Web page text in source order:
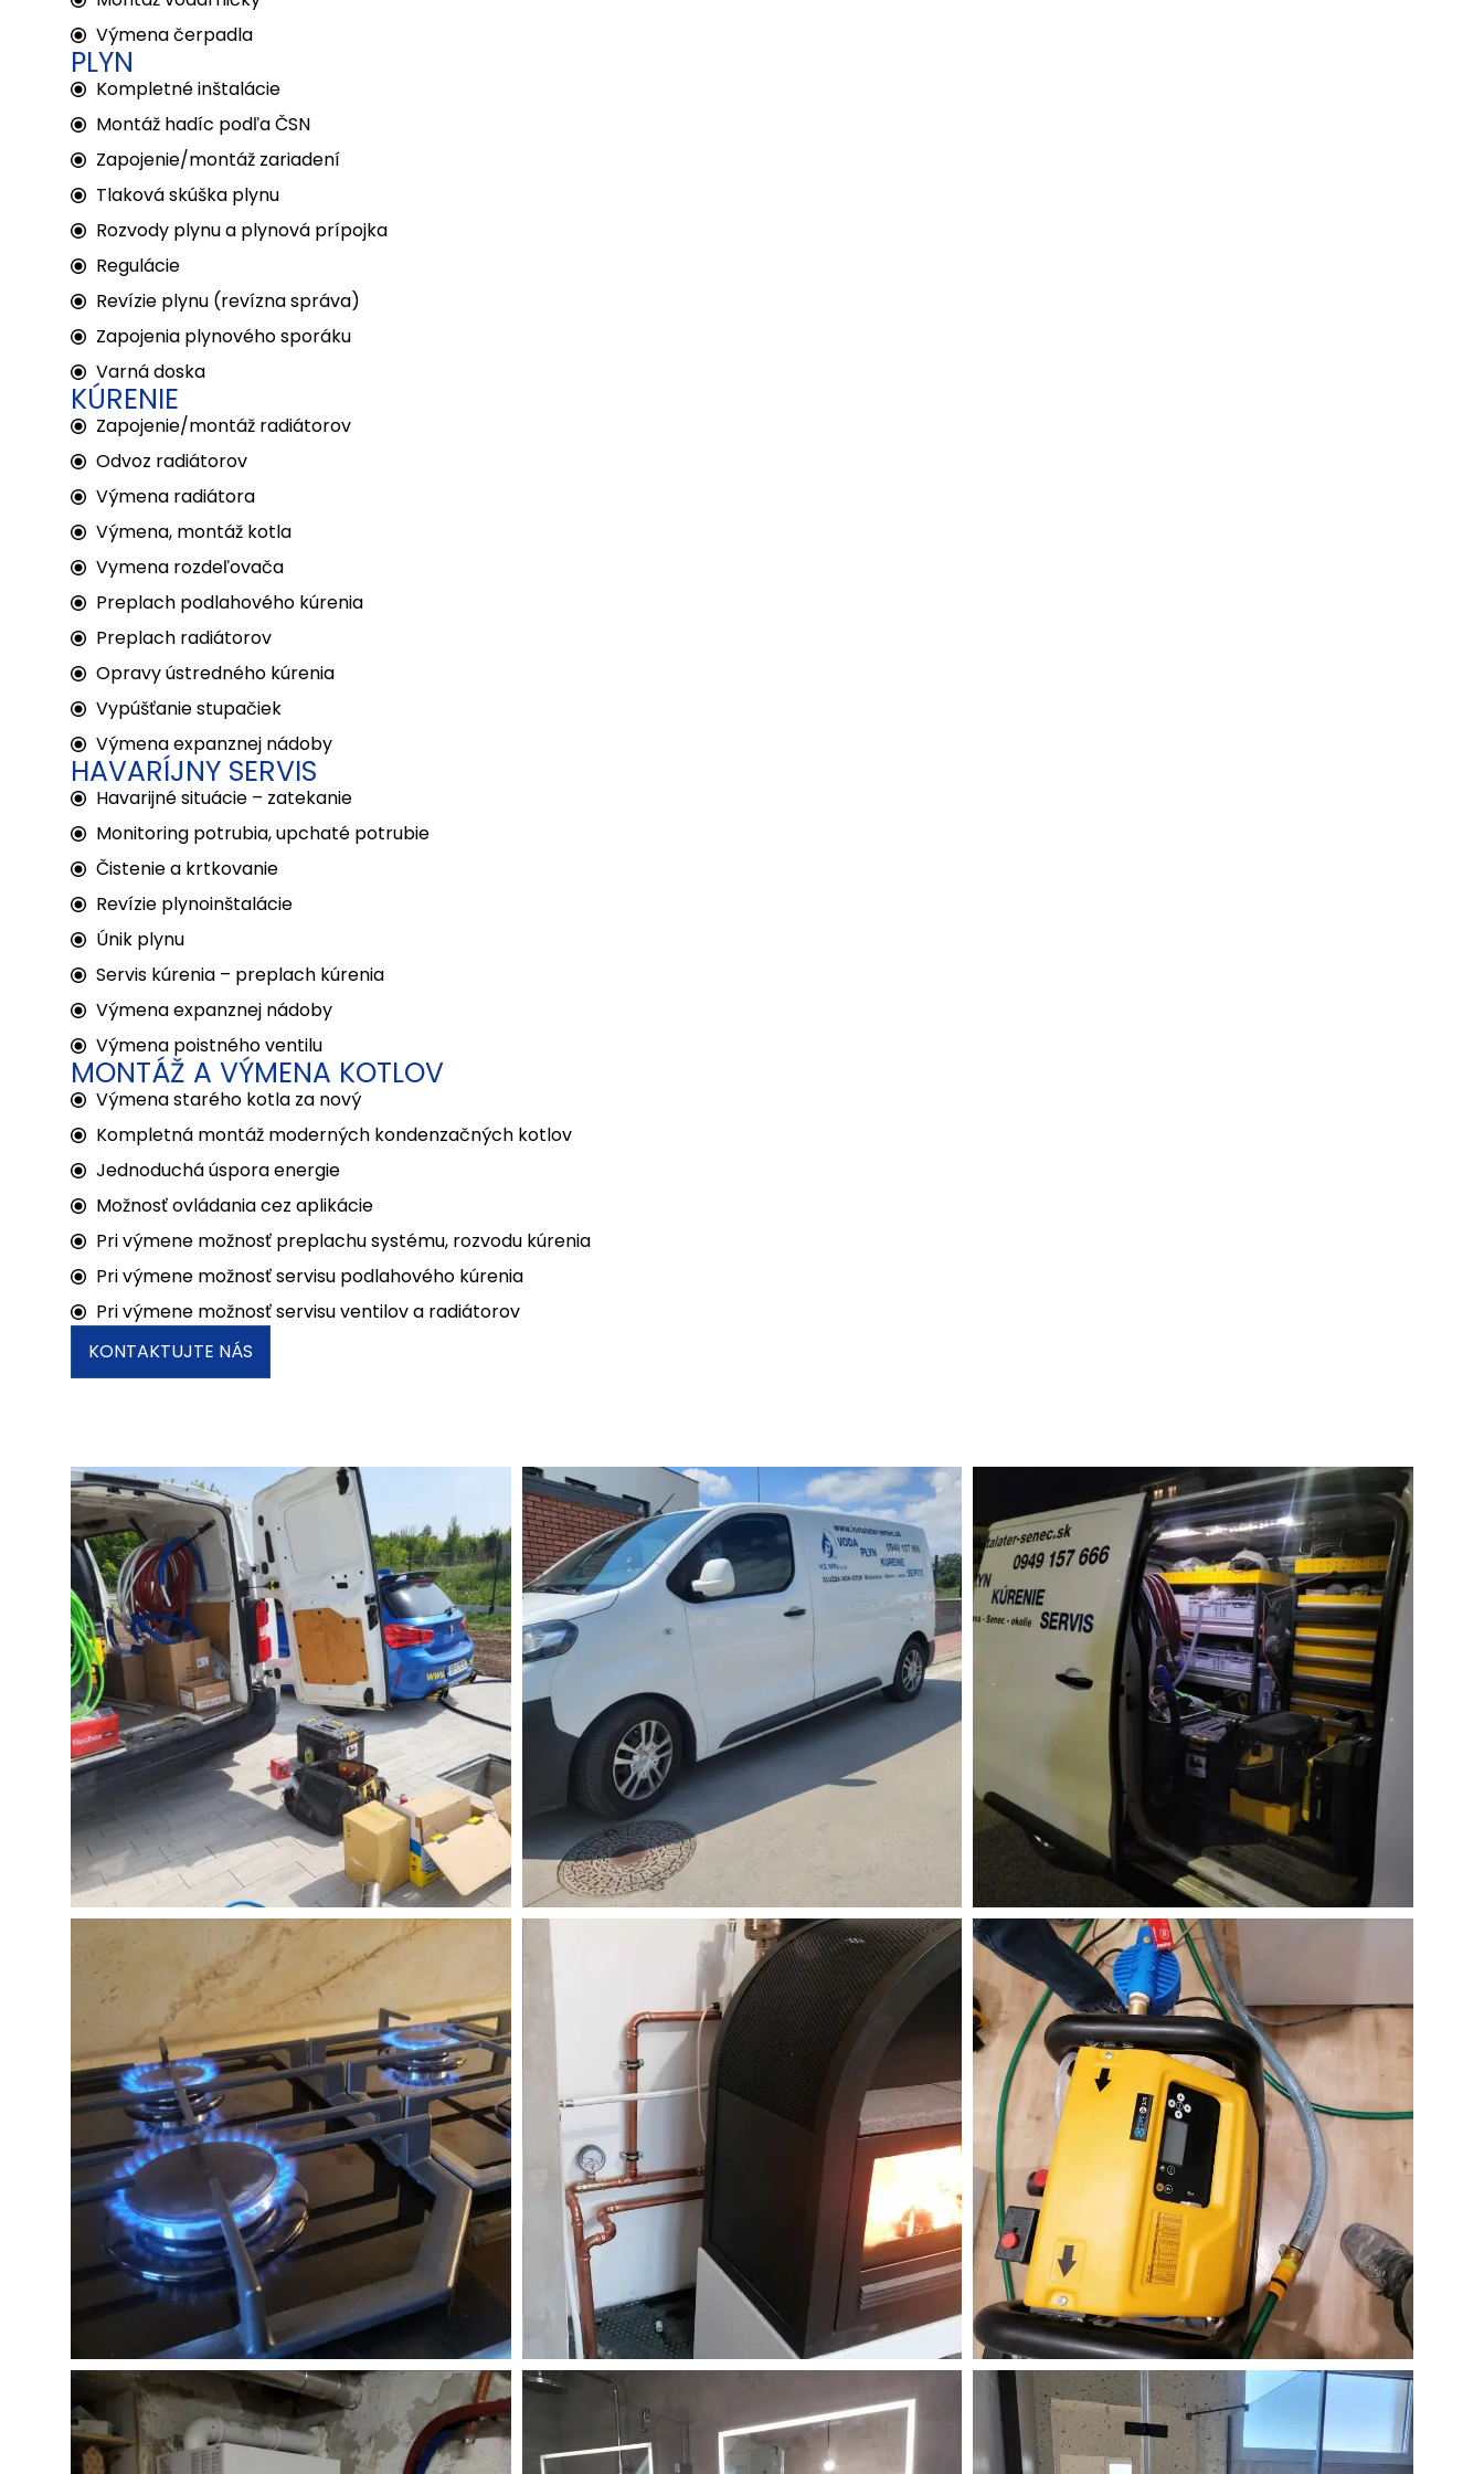
Výmena čerpadla
PLYN
Kompletné inštalácie
Montáž hadíc podľa ČSN
Zapojenie/montáž zariadení
Tlaková skúška plynu
Rozvody plynu a plynová prípojka
Regulácie
Revízie plynu (revízna správa)
Zapojenia plynového sporáku
Varná doska
KÚRENIE
Zapojenie/montáž radiátorov
Odvoz radiátorov
Výmena radiátora
Výmena, montáž kotla
Vymena rozdeľovača
Preplach podlahového kúrenia
Preplach radiátorov
Opravy ústredného kúrenia
Vypúšťanie stupačiek
Výmena expanznej nádoby
HAVARÍJNY SERVIS
Havarijné situácie – zatekanie
Monitoring potrubia, upchaté potrubie
Čistenie a krtkovanie
Revízie plynoinštalácie
Únik plynu
Servis kúrenia – preplach kúrenia
Výmena expanznej nádoby
Výmena poistného ventilu
MONTÁŽ A VÝMENA KOTLOV
Výmena starého kotla za nový
Kompletná montáž moderných kondenzačných kotlov
Jednoduchá úspora energie
Možnosť ovládania cez aplikácie
Pri výmene možnosť preplachu systému, rozvodu kúrenia
Pri výmene možnosť servisu podlahového kúrenia
Pri výmene možnosť servisu ventilov a radiátorov
KONTAKTUJTE NÁS